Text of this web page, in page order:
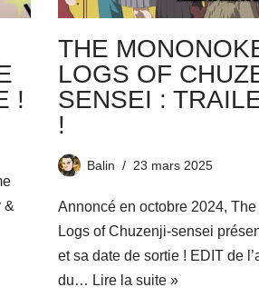
!
&
THE
LOGS OF
SENSEI :
!
Balin 23 mars 2025
Annoncé en octobre 2024,
Logs of Chuzenji-sensei
et sa date de sortie ! EDIT de
du… Lire la suite »